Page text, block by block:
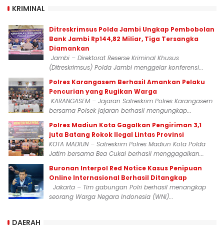
KRIMINAL
Ditreskrimsus Polda Jambi Ungkap Pembobolan
Bank Jambi Rp144,82 Miliar, Tiga Tersangka
Diamankan
Jambi – Direktorat Reserse Kriminal Khusus
(Ditreskrimsus) Polda Jambi menggelar konferensi...
Polres Karangasem Berhasil Amankan Pelaku
Pencurian yang Rugikan Warga
KARANGASEM – Jajaran Satreskrim Polres Karangasem
bersama Polsek jajaran berhasil mengungkap...
Polres Madiun Kota Gagalkan Pengiriman 3,1
juta Batang Rokok Ilegal Lintas Provinsi
KOTA MADIUN – Satreskrim Polres Madiun Kota Polda
Jatim bersama Bea Cukai berhasil menggagalkan...
Buronan Interpol Red Notice Kasus Penipuan
Online Internasional Berhasil Ditangkap
Jakarta – Tim gabungan Polri berhasil menangkap
seorang Warga Negara Indonesia (WNI)...
DAERAH